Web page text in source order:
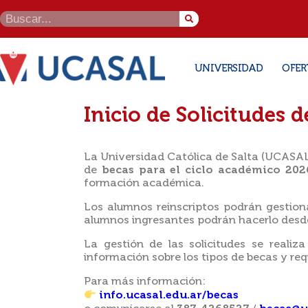
UNIVERSIDAD
Inicio de Solicitudes
La Universidad Católica de Salta
de becas para el ciclo académico
formación académica.
Los alumnos reinscriptos podrán
alumnos ingresantes podrán hacerlo
La gestión de las solicitudes se
información sobre los tipos de becas y
Para más información:
info.ucasal.edu.ar/becas